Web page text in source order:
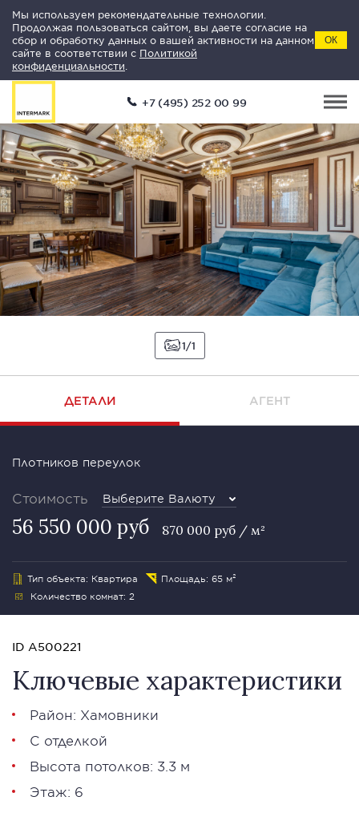
Мы используем рекомендательные технологии.
Продолжая пользоваться сайтом, вы даете согласие на
сбор и обработку данных о вашей активности на данном
сайте в соответствии с Политикой
конфиденциальности
ОК
+7 (495) 252 00 99
1 1
ДЕТАЛИ АГЕНТ
Плотников переулок
Стоимость Выберите Валюту
56 550 000 руб 870 000 руб / м²
Тип объекта: Квартира
Площадь: 65 м²
Количество комнат: 2
ID A500221
Ключевые характеристики
Район: Хамовники
С отделкой
Высота потолков: 3.3 м
Этаж: 6